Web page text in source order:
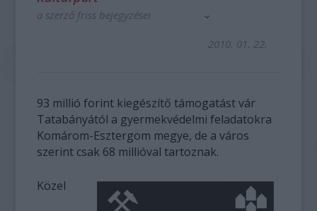
a szerző friss bejegyzései
2010. 01. 22.
93 millió forint kiegészítő támogatást vár
Tatabányától a gyermekvédelmi feladatokra
Komárom-Esztergom megye, de a város
szerint csak 68 millióval tartoznak.
Közel